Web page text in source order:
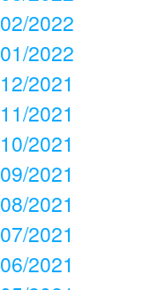
02/2022
01/2022
12/2021
11/2021
10/2021
09/2021
08/2021
07/2021
06/2021